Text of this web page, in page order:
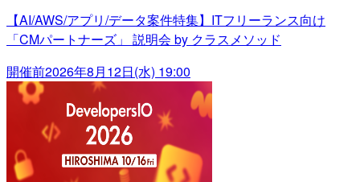
【AI/AWS/アプリ/データ案件特集】ITフリーランス向け
「CMパートナーズ」 説明会 by クラスメソッド
開催前2026年8月12日(水) 19:00